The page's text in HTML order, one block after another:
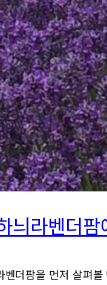
늬라벤더
더팜을 먼저 살펴